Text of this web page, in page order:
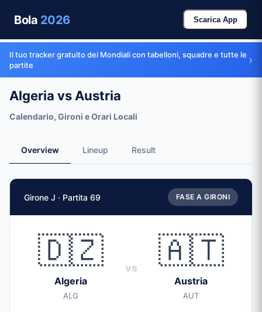
Bola 2026 Scarica App
Il tuo tracker gratuito dei Mondiali con tabelloni, squadre e tutte le
partite
›
Algeria vs Austria
Calendario, Gironi e Orari Locali
Overview Lineup Result
Dati partita
Squadre
🇩🇿 Algeria (ALG)vs
🇦🇹 Austria (AUT)
Sunday, Jun 28, 2026
Calcio d'inizio
Girone J · Partita 69 FASE A GIRONI
🇩🇿
Algeria
ALG
vs 🇦🇹
Austria
AUT